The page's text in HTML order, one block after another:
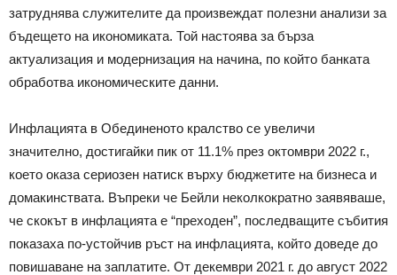
затруднява служителите да произвеждат полезни анализи за
бъдещето на икономиката. Той настоява за бърза
актуализация и модернизация на начина, по който банката
обработва икономическите данни.
Инфлацията в Обединеното кралство се увеличи
значително, достигайки пик от 11.1% през октомври 2022 г.,
което оказа сериозен натиск върху бюджетите на бизнеса и
домакинствата. Въпреки че Бейли неколкократно заявяваше,
че скокът в инфлацията е “преходен”, последващите събития
показаха по-устойчив ръст на инфлацията, който доведе до
повишаване на заплатите. От декември 2021 г. до август 2022